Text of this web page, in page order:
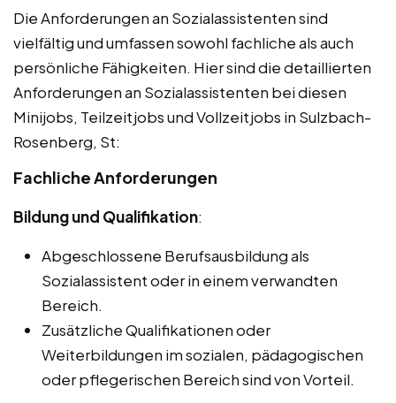
Die Anforderungen an Sozialassistenten sind
vielfältig und umfassen sowohl fachliche als auch
persönliche Fähigkeiten. Hier sind die detaillierten
Anforderungen an Sozialassistenten bei diesen
Minijobs, Teilzeitjobs und Vollzeitjobs in Sulzbach-
Rosenberg, St:
Fachliche Anforderungen
Bildung und Qualifikation:
Abgeschlossene Berufsausbildung als
Sozialassistent oder in einem verwandten
Bereich.
Zusätzliche Qualifikationen oder
Weiterbildungen im sozialen, pädagogischen
oder pflegerischen Bereich sind von Vorteil.